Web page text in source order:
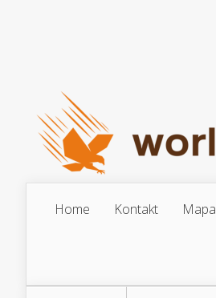
Home Kontakt Mapa